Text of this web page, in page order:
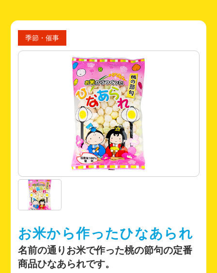
季節・催事
お米から作ったひなあられ
名前の通りお米で作った桃の節句の定番
商品ひなあられです。